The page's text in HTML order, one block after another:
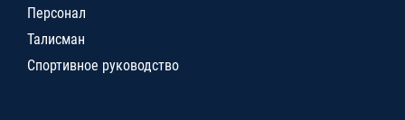
Персонал
Талисман
Спортивное руководство